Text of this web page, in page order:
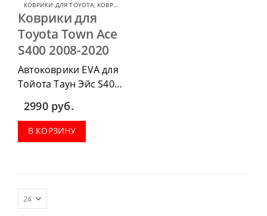
КОВРИКИ ДЛЯ TOYOTA, КОВРИКИ ДЛЯ TOYOTA TOWN ACE
Коврики для
Toyota Town Ace
S400 2008-2020
Автоковрики EVA для
Тойота Таун Эйс S400
2008-2020
приобрести в
комплектации:
водительский коврик,
2990 руб.
В КОРЗИНУ